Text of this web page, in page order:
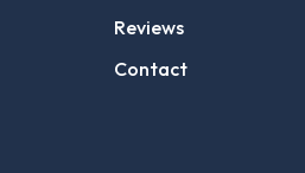
Reviews
Contact